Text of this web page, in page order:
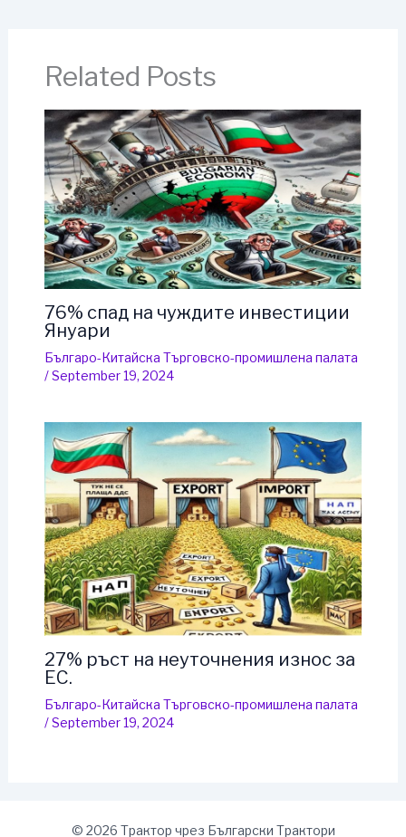
Related Posts
76% спад на чуждите инвестиции
Януари
Българо-Китайска Търговско-промишлена палaта
/September 19, 2024
27% ръст на неуточнения износ за
ЕС.
Българо-Китайска Търговско-промишлена палaта
/September 19, 2024
© 2026 Трактор чрез Български Трактори